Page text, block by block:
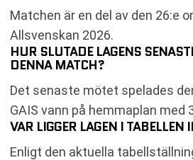
Matchen är en del av den 26:e
Allsvenskan 2026.
HUR SLUTADE LAGENS
DENNA MATCH?
Det senaste mötet spelades
GAIS vann på hemmaplan med
VAR LIGGER LAGEN I
Enligt den aktuella